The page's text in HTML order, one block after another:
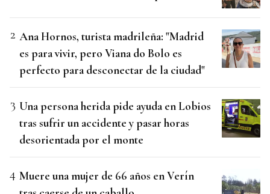
Ana Hornos, turista madrileña: "Madrid
es para vivir, pero Viana do Bolo es
perfecto para desconectar de la ciudad"
Una persona herida pide ayuda en Lobios
tras sufrir un accidente y pasar horas
desorientada por el monte
Muere una mujer de 66 años en Verín